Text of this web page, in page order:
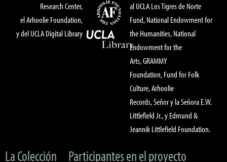
Research Center,
el Arhoolie Foundation,
y del UCLA Digital Library
al UCLA Los Tigres de Norte
Fund, National Endowment for
the Humanities, National
Endowment for the
Arts, GRAMMY
Foundation, Fund for Folk
Culture, Arhoolie
Records, Señor y la Señora E.W.
Littlefield Jr., y Edmund &
Jeannik Littlefield Foundation.
La Colección Participantes en el proyecto